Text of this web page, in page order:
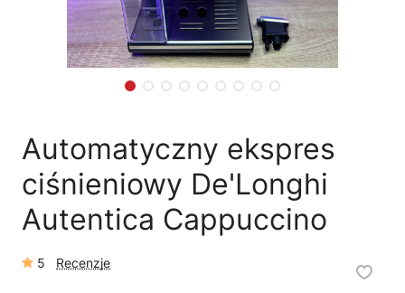
Automatyczny ekspres
ciśnieniowy De'Longhi
Autentica Cappuccino
5 Recenzje
🛒Jak kupić w sklepie? 🧴Odkamienianie
🗹Reklamacja naprawy 📦Reklamacja towaru